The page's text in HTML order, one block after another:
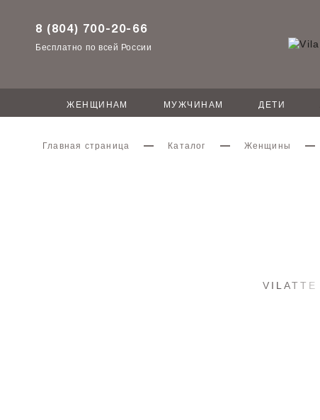
8 (804) 700-20-66
Бесплатно по всей России
ЖЕНЩИНАМ МУЖЧИНАМ ДЕТИ
Главная страница Каталог Женщины